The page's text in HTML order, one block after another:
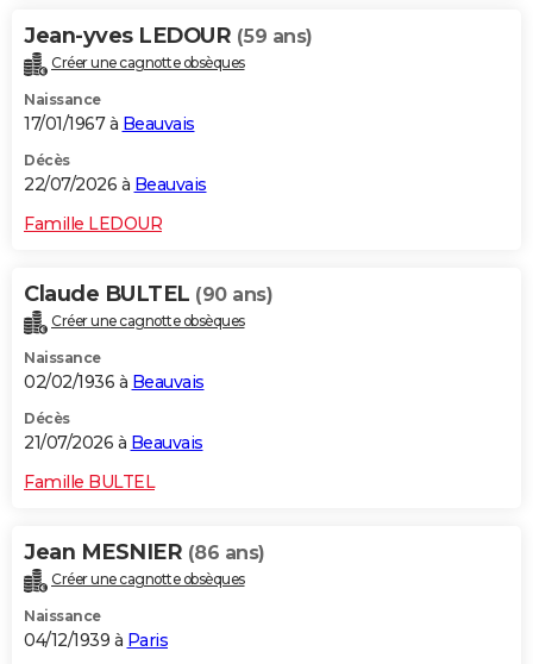
Jean-yves LEDOUR (59 ans)
Créer une cagnotte obsèques
Naissance
17/01/1967 à Beauvais
Décès
22/07/2026 à Beauvais
Famille LEDOUR
Claude BULTEL (90 ans)
Créer une cagnotte obsèques
Naissance
02/02/1936 à Beauvais
Décès
21/07/2026 à Beauvais
Famille BULTEL
Jean MESNIER (86 ans)
Créer une cagnotte obsèques
Naissance
04/12/1939 à Paris